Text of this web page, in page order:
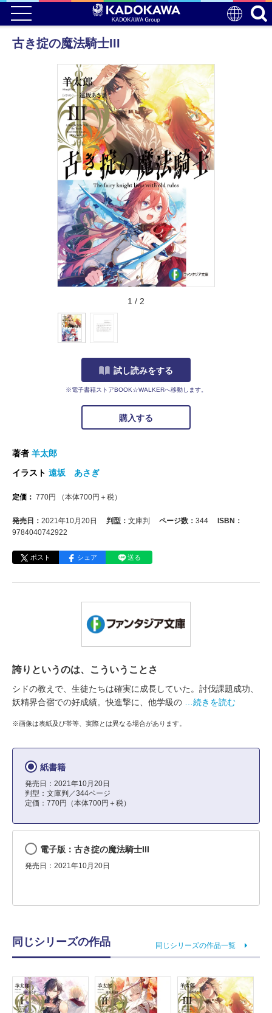
古き掟の魔法騎士III
1 / 2
試し読みをする
※電子書籍ストアBOOK☆WALKERへ移動します。
購入する
著者 羊太郎
イラスト 遠坂 あさぎ
定価： 770円 （本体700円＋税）
発売日： 2021年10月20日 判型： 文庫判 ページ数： 344
ISBN：
9784040742922
ポスト シェア 送る
誇りというのは、こういうことさ
シドの教えで、生徒たちは確実に成長していた。討伐課題成功、
妖精界合宿での好成績。快進撃に、他学級の
…続きを読む
※画像は表紙及び帯等、実際とは異なる場合があります。
紙書籍
発売日：2021年10月20日
判型：文庫判／344ページ
定価：770円（本体700円＋税）
電子版：古き掟の魔法騎士III
発売日：2021年10月20日
同じシリーズの作品 同じシリーズの作品一覧